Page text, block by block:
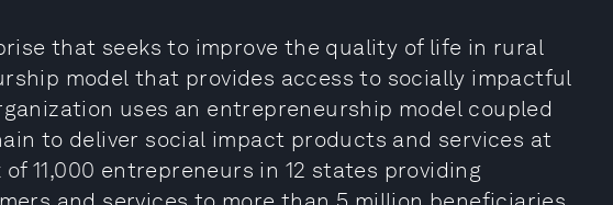
that seeks to improve the quality of life in rural
model that provides access to socially impactful
uses an entrepreneurship model coupled
to deliver social impact products and services at
11,000 entrepreneurs in 12 states providing